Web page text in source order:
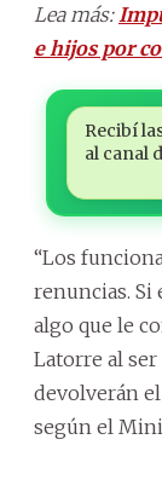
Lea más:
e hijos por
Recibí
al canal
“Los
renuncias. Si
algo que le
Latorre al
devolverán
según el